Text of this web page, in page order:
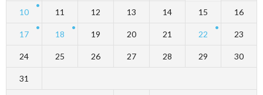
10 11 12 13 14 15 16
17 18 19 20 21 22 23
24 25 26 27 28 29 30
31